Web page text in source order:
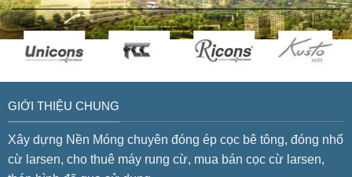
GIỚI THIỆU CHUNG
Xây dựng Nền Móng chuyên đóng ép cọc bê tông, đóng nhổ
cừ larsen, cho thuê máy rung cừ, mua bán cọc cừ larsen,